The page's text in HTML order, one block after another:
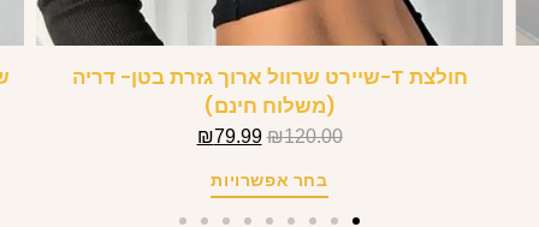
חולצת T-שיירט שרוול ארוך גזרת בטן- דריה
(משלוח חינם)
₪120.00
₪79.99
בחר אפשרויות